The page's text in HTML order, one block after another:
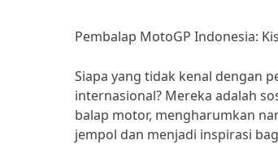
Pembalap MotoGP Indonesia:
Siapa yang tidak kenal dengan
internasional? Mereka adalah
balap motor, mengharumkan
jempol dan menjadi inspirasi